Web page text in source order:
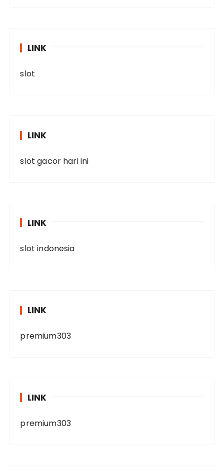
LINK
slot
LINK
slot gacor hari ini
LINK
slot indonesia
LINK
premium303
LINK
premium303